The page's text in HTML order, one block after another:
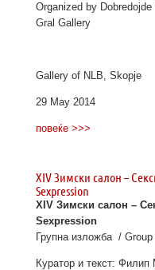
Organized by
Gral Gallery
Gallery of NLB, Skopje
29 May 2014
повеќе >>>
XIV Зимски салон –
Sexpression
XIV Зимски салон –
Sexpression
Групна изложба /
Куратор и текст: